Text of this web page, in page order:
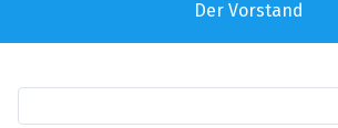
Der Vorstand